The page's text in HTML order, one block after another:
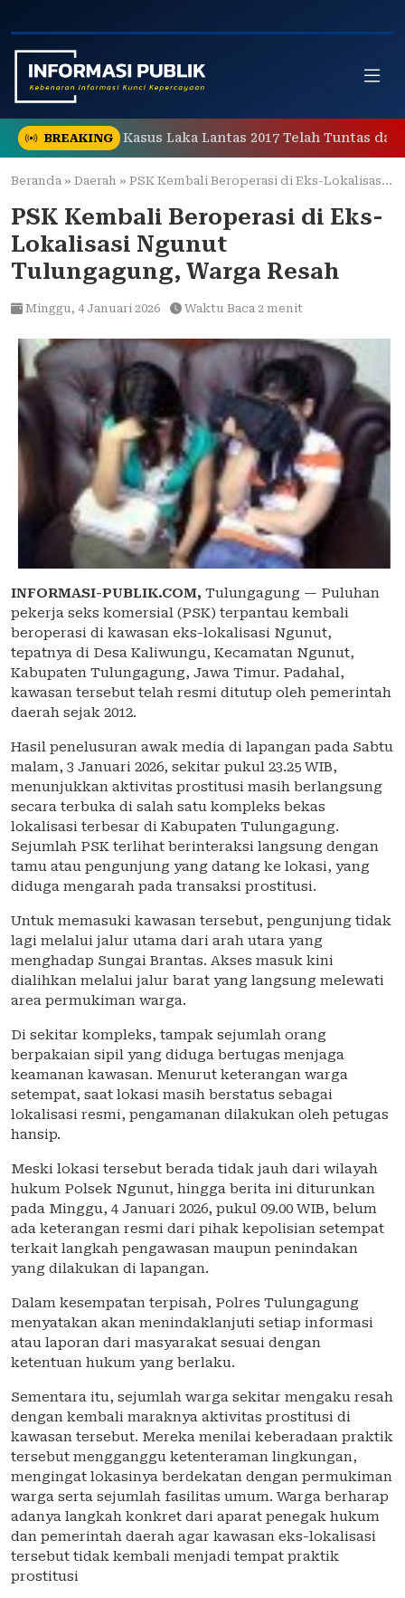
to
content
BREAKINGKasus Laka Lantas 2017 Telah Tuntas dan
Beranda » Daerah » PSK Kembali Beroperasi di Eks-Lokalisasi Ngunut Tulungagung, Warga Resah
PSK Kembali Beroperasi di Eks-
Lokalisasi Ngunut
Tulungagung, Warga Resah
Minggu, 4 Januari 2026 Waktu Baca 2 menit
INFORMASI-PUBLIK.COM, Tulungagung — Puluhan
pekerja seks komersial (PSK) terpantau kembali
beroperasi di kawasan eks-lokalisasi Ngunut,
tepatnya di Desa Kaliwungu, Kecamatan Ngunut,
Kabupaten Tulungagung, Jawa Timur. Padahal,
kawasan tersebut telah resmi ditutup oleh pemerintah
daerah sejak 2012.
Hasil penelusuran awak media di lapangan pada Sabtu
malam, 3 Januari 2026, sekitar pukul 23.25 WIB,
menunjukkan aktivitas prostitusi masih berlangsung
secara terbuka di salah satu kompleks bekas
lokalisasi terbesar di Kabupaten Tulungagung.
Sejumlah PSK terlihat berinteraksi langsung dengan
tamu atau pengunjung yang datang ke lokasi, yang
diduga mengarah pada transaksi prostitusi.
Untuk memasuki kawasan tersebut, pengunjung tidak
lagi melalui jalur utama dari arah utara yang
menghadap Sungai Brantas. Akses masuk kini
dialihkan melalui jalur barat yang langsung melewati
area permukiman warga.
Di sekitar kompleks, tampak sejumlah orang
berpakaian sipil yang diduga bertugas menjaga
keamanan kawasan. Menurut keterangan warga
setempat, saat lokasi masih berstatus sebagai
lokalisasi resmi, pengamanan dilakukan oleh petugas
hansip.
Meski lokasi tersebut berada tidak jauh dari wilayah
hukum Polsek Ngunut, hingga berita ini diturunkan
pada Minggu, 4 Januari 2026, pukul 09.00 WIB, belum
ada keterangan resmi dari pihak kepolisian setempat
terkait langkah pengawasan maupun penindakan
yang dilakukan di lapangan.
Dalam kesempatan terpisah, Polres Tulungagung
menyatakan akan menindaklanjuti setiap informasi
atau laporan dari masyarakat sesuai dengan
ketentuan hukum yang berlaku.
Sementara itu, sejumlah warga sekitar mengaku resah
dengan kembali maraknya aktivitas prostitusi di
kawasan tersebut. Mereka menilai keberadaan praktik
tersebut mengganggu ketenteraman lingkungan,
mengingat lokasinya berdekatan dengan permukiman
warga serta sejumlah fasilitas umum. Warga berharap
adanya langkah konkret dari aparat penegak hukum
dan pemerintah daerah agar kawasan eks-lokalisasi
tersebut tidak kembali menjadi tempat praktik
prostitusi